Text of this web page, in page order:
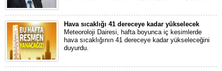
Hava sıcaklığı 41 dereceye kadar yükselecek
Meteoroloji Dairesi, hafta boyunca iç kesimlerde
hava sıcaklığının 41 dereceye kadar yükseleceğini
duyurdu.